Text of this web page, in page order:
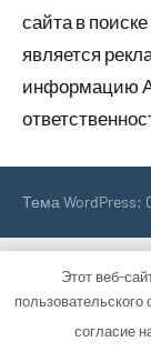
сайта в
является
информацию
Тема WordPress:
Этот веб-
согласие